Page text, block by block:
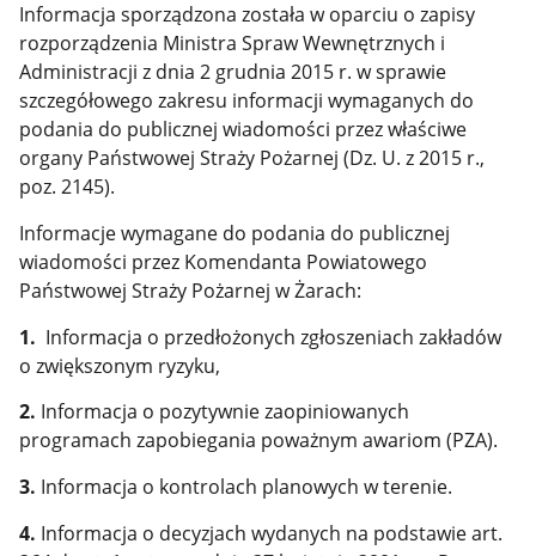
Informacja sporządzona została w oparciu o zapisy
rozporządzenia Ministra Spraw Wewnętrznych i
Administracji z dnia 2 grudnia 2015 r. w sprawie
szczegółowego zakresu informacji wymaganych do
podania do publicznej wiadomości przez właściwe
organy Państwowej Straży Pożarnej (Dz. U. z 2015 r.,
poz. 2145).
Informacje wymagane do podania do publicznej
wiadomości przez Komendanta Powiatowego
Państwowej Straży Pożarnej w Żarach:
1. Informacja o przedłożonych zgłoszeniach zakładów
o zwiększonym ryzyku,
2. Informacja o pozytywnie zaopiniowanych
programach zapobiegania poważnym awariom (PZA).
3. Informacja o kontrolach planowych w terenie.
4. Informacja o decyzjach wydanych na podstawie art.